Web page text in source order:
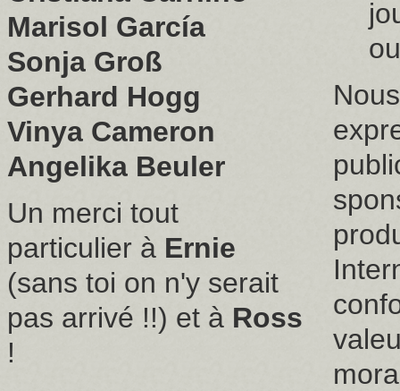
Marisol García
Sonja Groß
Gerhard Hogg
Vinya Cameron
Angelika Beuler
Un merci tout
particulier à Ernie
(sans toi on n'y serait
pas arrivé !!) et à Ross
!